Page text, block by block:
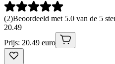
(2)Beoordeeld met 5.0 van de 5
20.49
Prijs: 20.49 euro